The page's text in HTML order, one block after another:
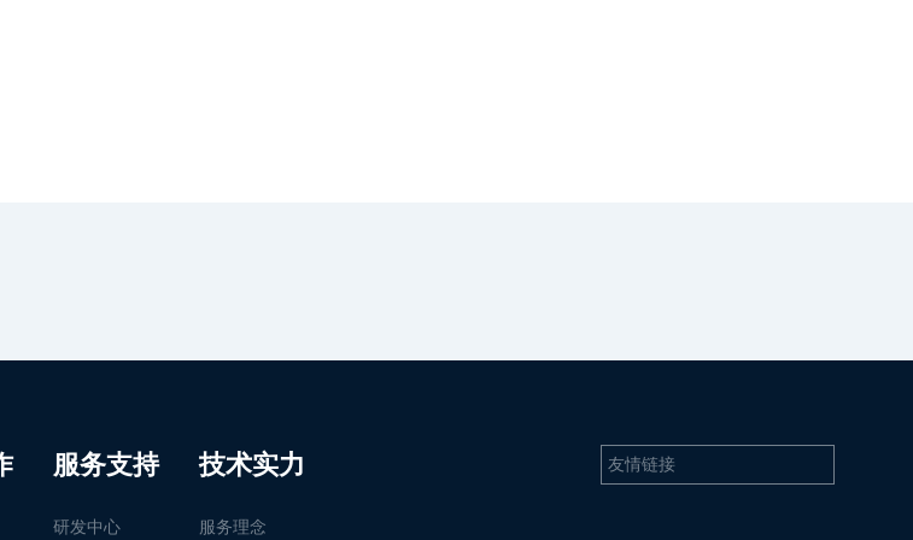
服务支持
研发中心
技术实力
服务理念